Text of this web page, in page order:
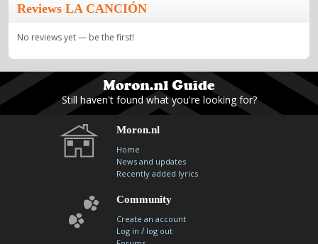
Reviews LA CANCIÓN
No reviews yet — be the first!
Still haven't found what you're looking for?
Moron.nl
Home
News and updates
Recently added lyrics
Community
Create an account
Log in / log out